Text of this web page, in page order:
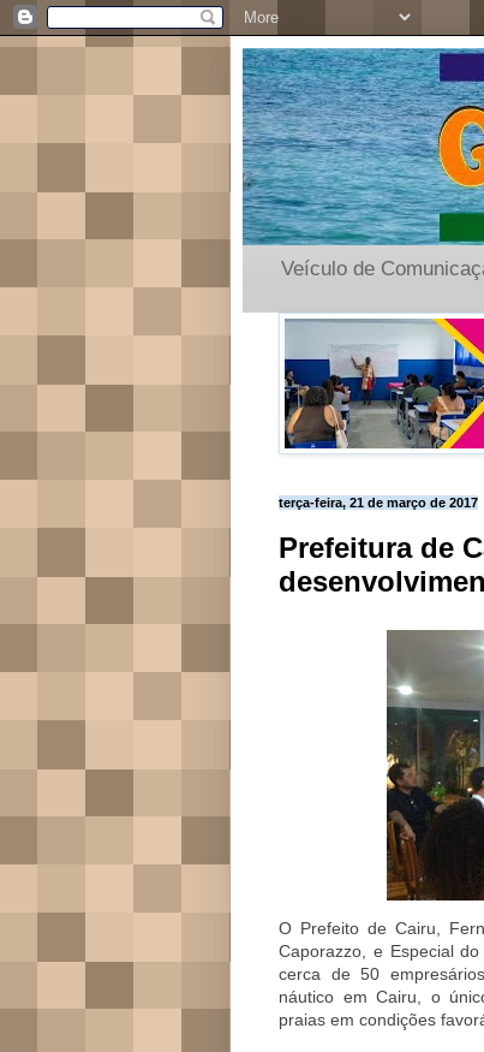
Veículo de
terça-feira, 21 de março de 2017
Prefeitura de
O Prefeito de Cairu,
Caporazzo, e Especial
cerca de 50
náutico em Cairu, o
praias em condições